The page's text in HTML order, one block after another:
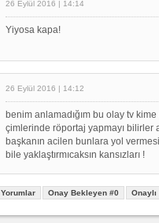
26 Eylül 2016 | 14:14
Yiyosa kapa!
26 Eylül 2016 | 14:12
benim anlamadığım bu olay tv
çimlerinde röportaj yapmayı bilirler
başkanın acilen bunlara yol
bile yaklaştırmıcaksın kansızları !
Yorumlar Onay Bekleyen #0 Onaylı